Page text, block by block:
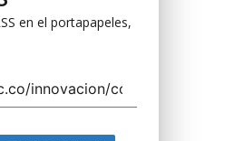
en el portapapeles,